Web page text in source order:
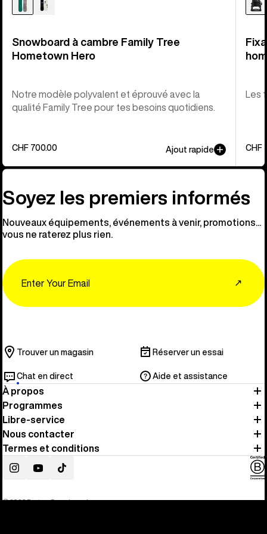
Snowboard à cambre Family Tree
Hometown Hero
Notre modèle polyvalent et éprouvé avec la
qualité Family Tree pour tes besoins quotidiens.
CHF 700.00 Ajout rapide
Les
CHF
Soyez les premiers informés
Nouveaux équipements, événements à venir, promotions...
vous ne raterez plus rien.
↗
Trouver un magasin Réserver un essai
Chat en direct Aide et assistance
À propos
Programmes
Libre-service
Nous contacter
Termes et conditions
InstagramYouTubeTikTok
© 2026 Burton Snowboards